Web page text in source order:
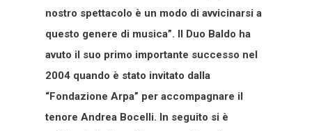
nostro spettacolo è un modo di avvicinarsi a
questo genere di musica”. Il Duo Baldo ha
avuto il suo primo importante successo nel
2004 quando è stato invitato dalla
“Fondazione Arpa” per accompagnare il
tenore Andrea Bocelli. In seguito si è